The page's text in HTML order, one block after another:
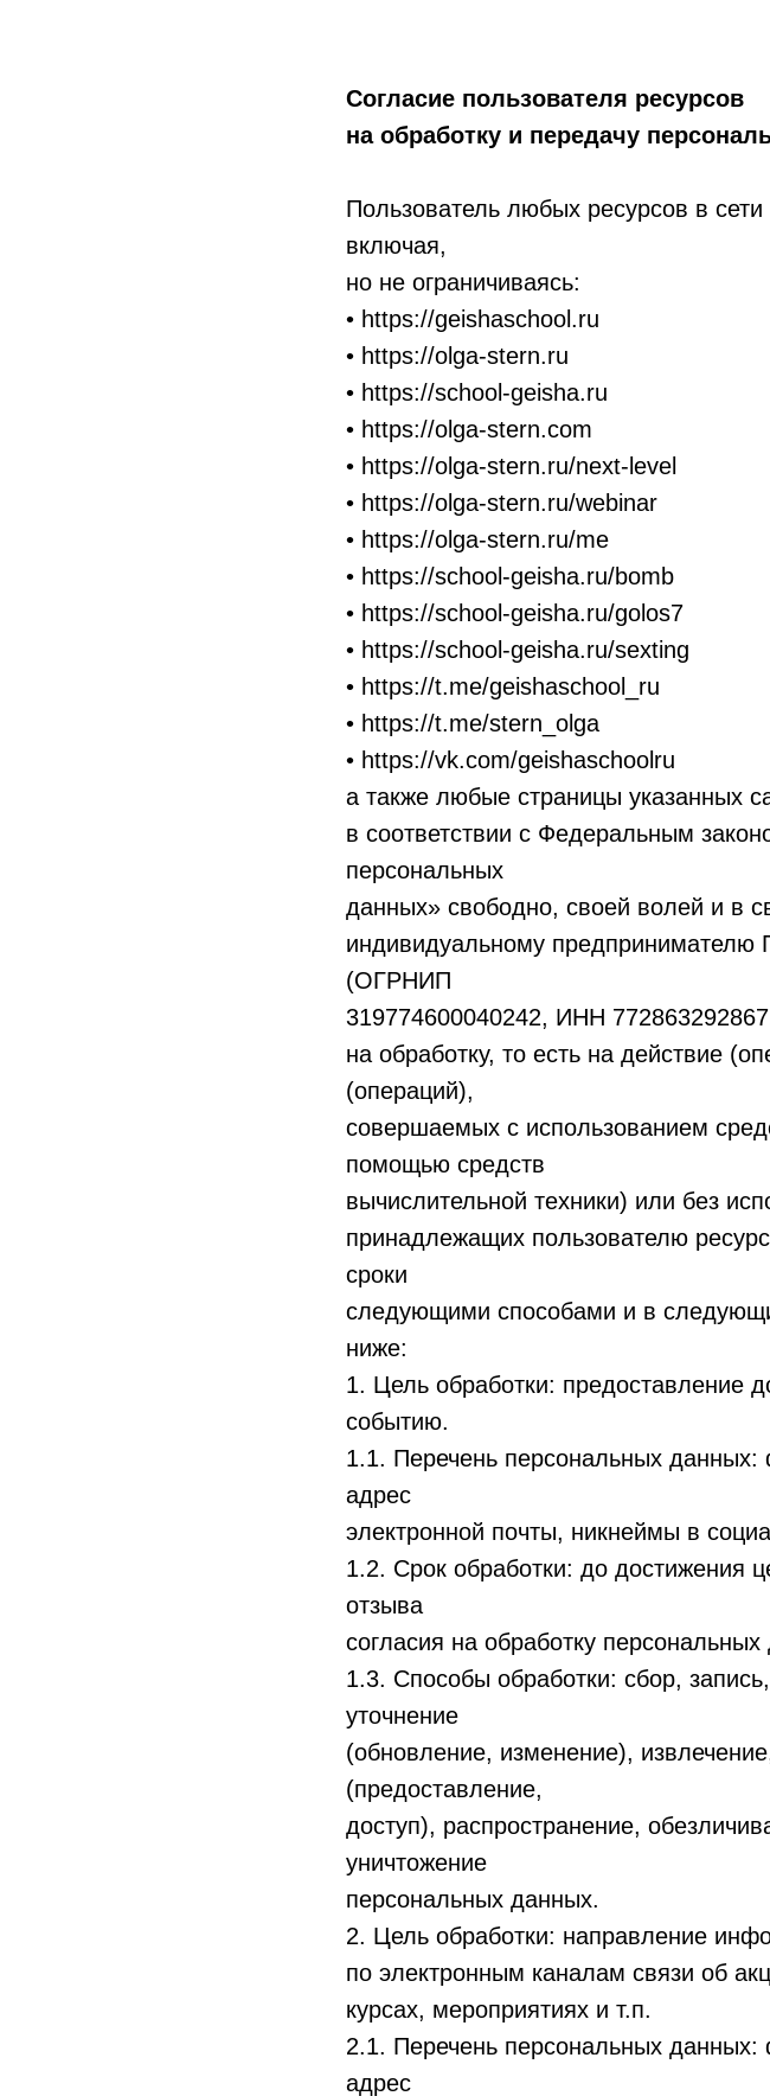
Согласие пользователя ресурсов
на обработку и передачу
Пользователь любых ресурсов в
включая,
но не ограничиваясь:
• https://geishaschool.ru
• https://olga-stern.ru
• https://school-geisha.ru
• https://olga-stern.com
• https://olga-stern.ru/next-level
• https://olga-stern.ru/webinar
• https://olga-stern.ru/me
• https://school-geisha.ru/bomb
• https://school-geisha.ru/golos7
• https://school-geisha.ru/sexting
• https://t.me/geishaschool_ru
• https://t.me/stern_olga
• https://vk.com/geishaschoolru
а также любые страницы указанных
в соответствии с Федеральным
персональных
данных» свободно, своей волей и в
индивидуальному предпринимателю
(ОГРНИП
319774600040242, ИНН
на обработку, то есть на действие
(операций),
совершаемых с использованием
помощью средств
вычислительной техники) или без
принадлежащих пользователю
сроки
следующими способами и в
ниже:
1. Цель обработки: предоставление
событию.
1.1. Перечень персональных
адрес
электронной почты, никнеймы в
1.2. Срок обработки: до достижения
отзыва
согласия на обработку
1.3. Способы обработки: сбор,
уточнение
(обновление, изменение),
(предоставление,
доступ), распространение,
уничтожение
персональных данных.
2. Цель обработки: направление
по электронным каналам связи об
курсах, мероприятиях и т.п.
2.1. Перечень персональных
адрес